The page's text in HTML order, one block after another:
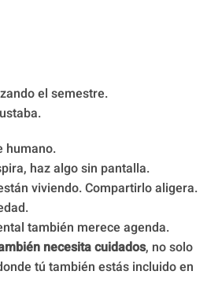
el semestre.
humano.
haz algo sin pantalla.
viviendo. Compartirlo aligera.
también merece agenda.
necesita cuidados, no solo
tú también estás incluido en